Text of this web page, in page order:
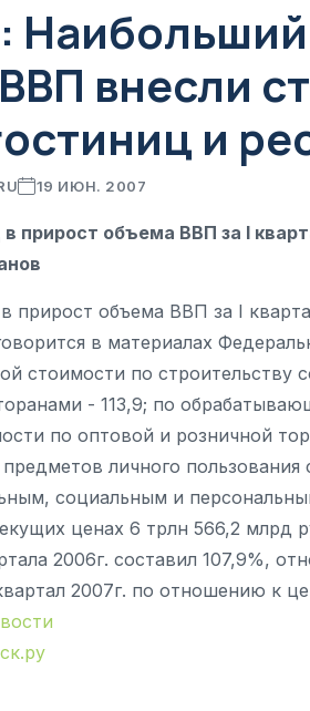
внесли
и
19 ИЮН. 2007
прирост объема ВВП за I
прирост объема ВВП за I
в материалах
стоимости по строительству
- 113,9; по
по оптовой и розничной
личного пользования
социальным и
ценах 6 трлн 566,2 млрд
2006г. составил 107,9%,
2007г. по отношению к